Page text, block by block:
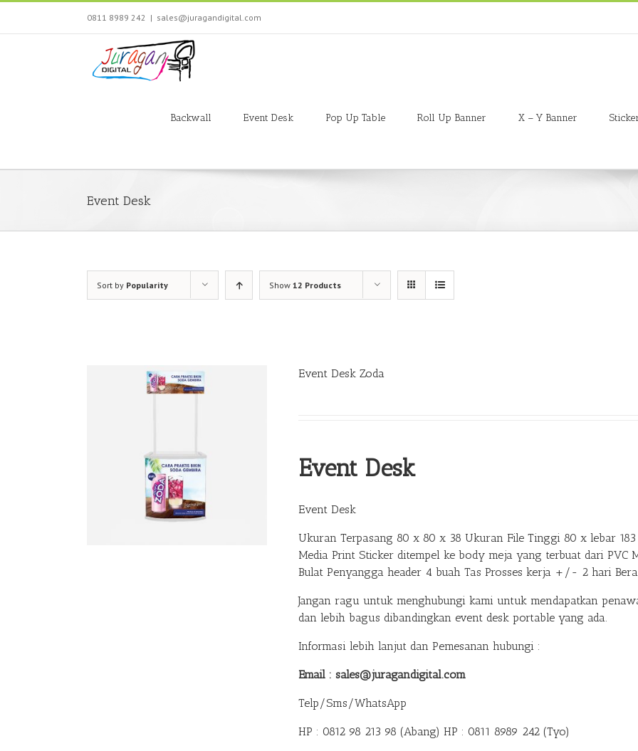
Skip
content
0811 8989 242 | sales@juragandigital.com
Backwall
Event Desk Pop Up Table Roll Up Banner X – Y Banner
Event Desk
Sort by Popularity Show 12 Products
Event Desk Zoda
Event Desk
Event Desk
Ukuran Terpasang 80 x 80 x 38 Ukuran File Tinggi 80 x lebar
Media Print Sticker ditempel ke body meja yang terbuat dari PVC
Bulat Penyangga header 4 buah Tas Prosses kerja +/- 2 hari
Jangan ragu untuk menghubungi kami untuk mendapatkan
dan lebih bagus dibandingkan event desk portable yang ada.
Informasi lebih lanjut dan Pemesanan hubungi :
Email : sales@juragandigital.com
Telp/Sms/WhatsApp
HP : 0812 98 213 98 (Abang) HP : 0811 8989 242 (Tyo)